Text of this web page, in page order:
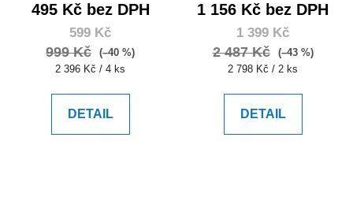
495 Kč bez DPH
599 Kč
999 Kč
(–40 %)
Měrná
2 396 Kč / 4 ks
DETAIL
1 156 Kč bez DPH
1 399 Kč
2 487 Kč
(–43 %)
Měrná
2 798 Kč / 2 ks
DETAIL